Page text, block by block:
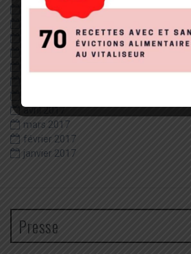
novembre 2017
septembre 2017
avril 2017
mars 2017
février 2017
janvier 2017
Presse